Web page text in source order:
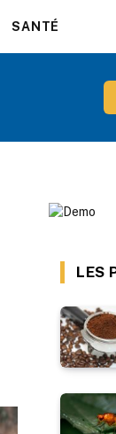
SANTÉ
LES